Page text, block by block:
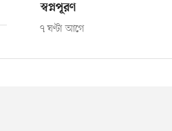
স্বপ্নপূরণ
৭ ঘণ্টা আগে